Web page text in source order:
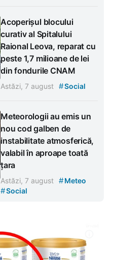
Acoperișul blocului
curativ al Spitalului
Raional Leova, reparat cu
peste 1,7 milioane de lei
din fondurile CNAM
Astăzi, 7 august #Social
Meteorologii au emis un
nou cod galben de
instabilitate atmosferică,
valabil în aproape toată
țara
Astăzi, 7 august #Meteo
#Social